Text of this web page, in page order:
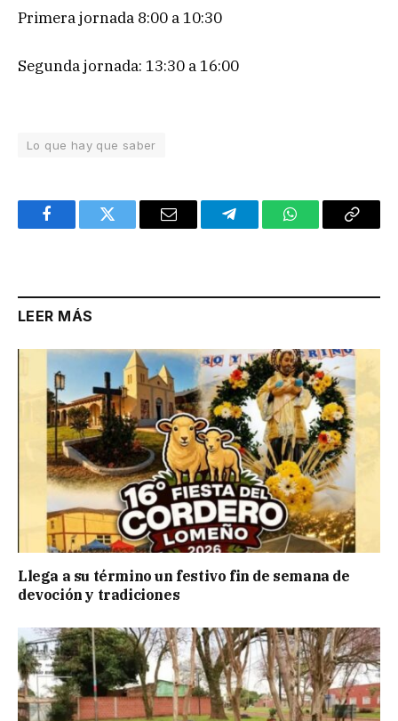
Primera jornada 8:00 a 10:30
Segunda jornada: 13:30 a 16:00
Lo que hay que saber
FacebookTwitter Email TelegramWhatsAppCopy
LEER MÁS
Llega a su término un festivo fin de semana de
devoción y tradiciones